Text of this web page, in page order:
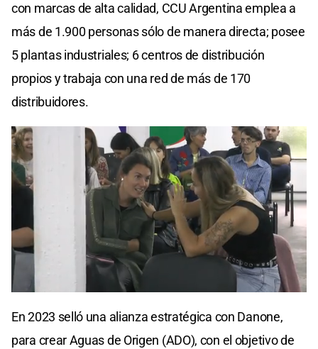
con marcas de alta calidad, CCU Argentina emplea a
más de 1.900 personas sólo de manera directa; posee
5 plantas industriales; 6 centros de distribución
propios y trabaja con una red de más de 170
distribuidores.
En 2023 selló una alianza estratégica con Danone,
para crear Aguas de Origen (ADO), con el objetivo de